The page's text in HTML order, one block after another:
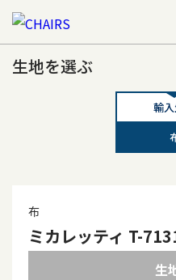
生地を選ぶ
輸
布
ミカレッティ T-
生